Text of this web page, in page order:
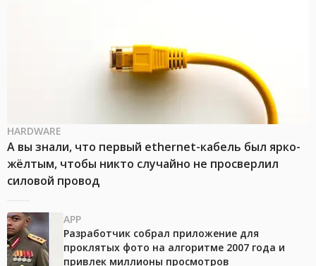
HARDWARE
А вы знали, что первый ethernet-кабель был ярко-
жёлтым, чтобы никто случайно не просверлил
силовой провод
APP
Разработчик собрал приложение для
проклятых фото на алгоритме 2007 года и
привлек миллионы просмотров